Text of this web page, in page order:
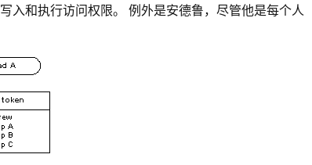
入和执行访问权限。 例外是安德鲁，尽管他是每个人